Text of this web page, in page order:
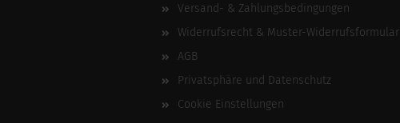
Versand- & Zahlungsbedingungen
Widerrufsrecht & Muster-Widerrufsformular
AGB
Privatsphäre und Datenschutz
Cookie Einstellungen